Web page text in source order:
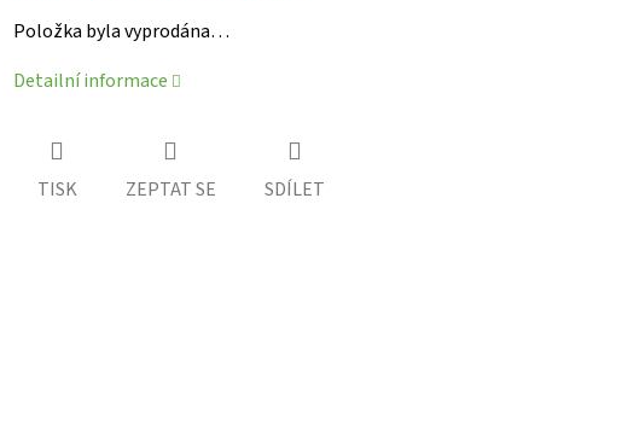
Položka byla vyprodána…
Detailní informace
TISK ZEPTAT SE SDÍLET